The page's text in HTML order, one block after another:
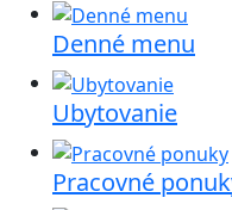
Denné menu
Ubytovanie
Pracovné